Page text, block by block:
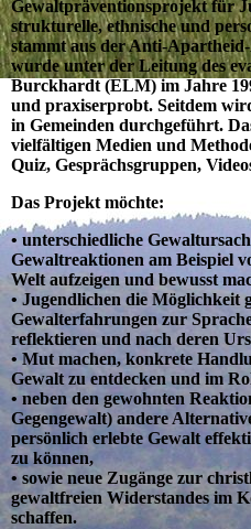
Gewaltpräventionsprojekt für
strukturelle, ethnische und
stammt aus der Anti-
wurde unter der Leitung des
Burckhardt (ELM) im Jahre
und praxiserprobt. Seitdem
in Gemeinden durchgeführt.
vielfältigen Medien und
Quiz, Gesprächsgruppen,
Das Projekt möchte:
• unterschiedliche
Gewaltreaktionen am Beispiel
Welt aufzeigen und bewusst
• Jugendlichen die Möglichkeit
Gewalterfahrungen zur
reflektieren und nach deren
• Mut machen, konkrete
Gewalt zu entdecken und im
• neben den gewohnten
Gegengewalt) andere
persönlich erlebte Gewalt
zu können,
• sowie neue Zugänge zur
gewaltfreien Widerstandes im
schaffen.